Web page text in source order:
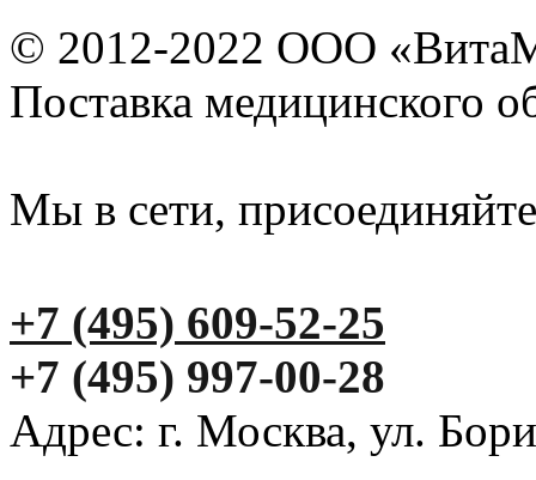
© 2012-2022 ООО
Поставка медицинского
Мы в сети,
+7 (495) 609-52-25
+7 (495) 997-00-28
Адрес: г. Москва, ул.